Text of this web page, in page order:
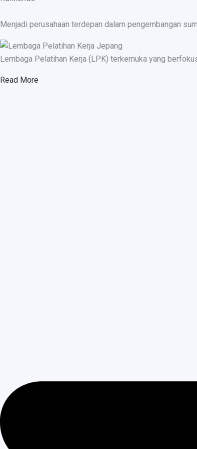
Menjadi perusahaan terdepan dalam pengembangan
Lembaga Pelatihan Kerja (LPK) terkemuka yang
Read More